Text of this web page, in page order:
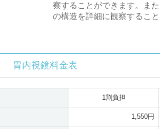
察することができます。ま
の構造を詳細に観察するこ
胃内視鏡料金表
1割負担
1,550円